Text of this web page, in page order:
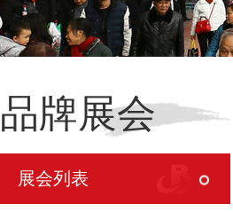
品牌展会
展会列表